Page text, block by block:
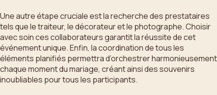
Une autre étape cruciale est la recherche des prestataires
tels que le traiteur, le décorateur et le photographe. Choisir
avec soin ces collaborateurs garantit la réussite de cet
événement unique. Enfin, la coordination de tous les
éléments planifiés permettra d’orchestrer harmonieusement
chaque moment du mariage, créant ainsi des souvenirs
inoubliables pour tous les participants.